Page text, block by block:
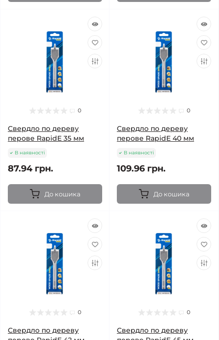
0
Свердло по дереву
перове RapidE 35 мм
В наявності
87.94 грн.
До кошика
0
Свердло по дереву
перове RapidE 40 мм
В наявності
109.96 грн.
До кошика
0
Свердло по дереву
0
Свердло по дереву